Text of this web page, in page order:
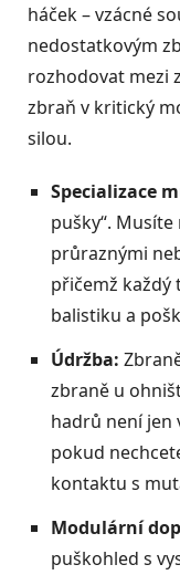
háček – vzácné
nedostatkovým
rozhodovat mezi
zbraň v kritický
silou.
Specializace
pušky“.
průraznými
přičemž každý
balistiku a
Údržba:
zbraně u
hadrů není jen
pokud
kontaktu s
Modulární
puškohled s